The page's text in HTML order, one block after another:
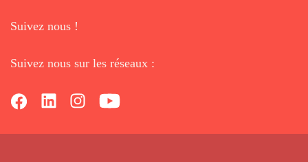
Suivez nous !
Suivez nous sur les réseaux :